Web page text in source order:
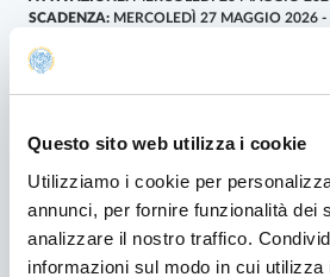
Questo sito web utilizza i cookie
Utilizziamo i cookie per
annunci, per fornire funzionalità dei
analizzare il nostro traffico.
informazioni sul modo in cui
SCADENZA: MERCOLEDÌ 27 MAGGIO 2026 -
BANDI- ULTIMO AGGIORNAMENTO:03/06/
BANDO BRSCVSA-10/2026 PER
ITTIOFAUNISTICHE PER
MARZANO)
ATTIVAZIONE: VENERDÌ 15 MAGGIO 2026 -
SCADENZA:
VENERDÌ 29 MAGGIO 2026 -